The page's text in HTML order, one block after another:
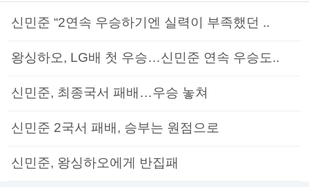
신민준 “2연속 우승하기엔 실력이 부족했던 ..
왕싱하오, LG배 첫 우승…신민준 연속 우승도..
신민준, 최종국서 패배…우승 놓쳐
신민준 2국서 패배, 승부는 원점으로
신민준, 왕싱하오에게 반집패